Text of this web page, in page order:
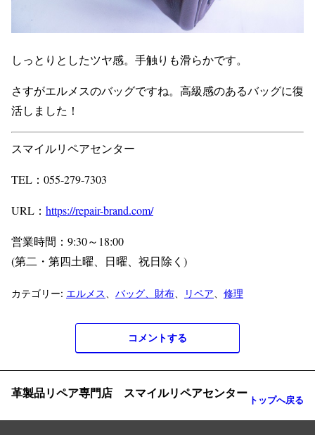
しっとりとしたツヤ感。手触りも滑らかです。
さすがエルメスのバッグですね。高級感のあるバッグに復
活しました！
スマイルリペアセンター
TEL：055-279-7303
URL： https://repair-brand.com/
営業時間：9:30～18:00
(第二・第四土曜、日曜、祝日除く)
カテゴリー: エルメス バッグ、財布 リペア 修理
コメントする
革製品リペア専門店 スマイルリペアセンター トップへ戻る